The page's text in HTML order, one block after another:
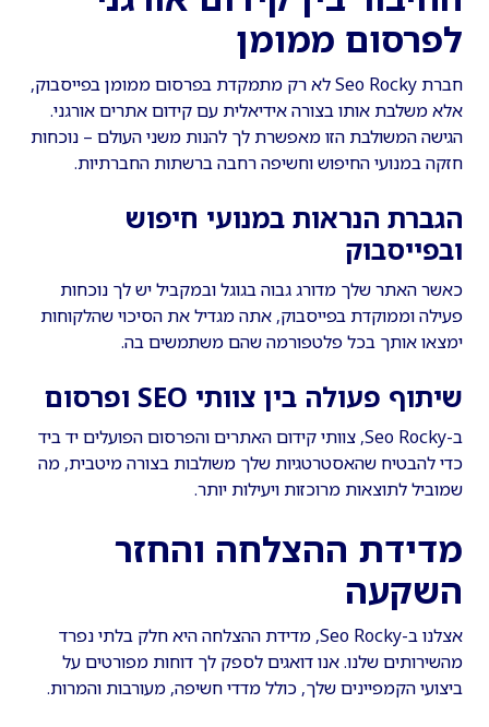
לפרסום ממומן
חברת Seo Rocky לא רק מתמקדת בפרסום ממומן בפייסבוק,
אלא משלבת אותו בצורה אידיאלית עם קידום אתרים אורגני.
הגישה המשולבת הזו מאפשרת לך להנות משני העולם – נוכחות
חזקה במנועי החיפוש וחשיפה רחבה ברשתות החברתיות.
הגברת הנראות במנועי חיפוש
ובפייסבוק
כאשר האתר שלך מדורג גבוה בגוגל ובמקביל יש לך נוכחות
פעילה וממוקדת בפייסבוק, אתה מגדיל את הסיכוי שהלקוחות
ימצאו אותך בכל פלטפורמה שהם משתמשים בה.
שיתוף פעולה בין צוותי SEO ופרסום
ב-Seo Rocky, צוותי קידום האתרים והפרסום הפועלים יד ביד
כדי להבטיח שהאסטרטגיות שלך משולבות בצורה מיטבית, מה
שמוביל לתוצאות מרוכזות ויעילות יותר.
מדידת ההצלחה והחזר
השקעה
אצלנו ב-Seo Rocky, מדידת ההצלחה היא חלק בלתי נפרד
מהשירותים שלנו. אנו דואגים לספק לך דוחות מפורטים על
ביצועי הקמפיינים שלך, כולל מדדי חשיפה, מעורבות והמרות.